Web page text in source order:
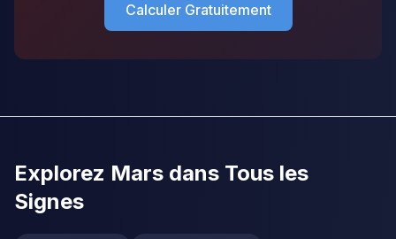
Calculer Gratuitement
Explorez Mars dans Tous les
Signes